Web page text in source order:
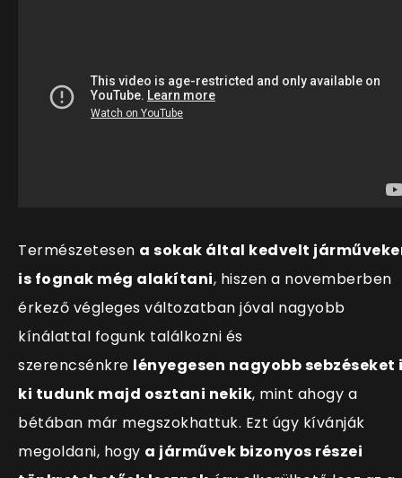
Természetesen a sokak által kedvelt
is fognak még alakítani, hiszen a novemberben
érkező végleges változatban jóval nagyobb
kínálattal fogunk találkozni és
szerencsénkre lényegesen nagyobb sebzéseket
ki tudunk majd osztani nekik, mint ahogy a
bétában már megszokhattuk. Ezt úgy kívánják
megoldani, hogy a járművek bizonyos részei